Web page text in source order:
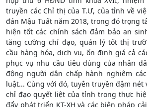
truyền các Chỉ thị của T.Ư, của tỉnh về
đán Mậu Tuất năm 2018, trong đó trọng
hiện tốt các chính sách đảm bảo an
tăng cường chỉ đạo, quản lý tốt thị
cầu hàng hóa, dịch vụ, ổn định giá cả
phục vụ nhu cầu tiêu dùng của nhân
động người dân chấp hành nghiêm
luật... Cùng với đó, tuyên truyền đậm nét
chỉ đạo quyết liệt của tỉnh trong thực
đẩy phát triển KT-XH và các biện pháp